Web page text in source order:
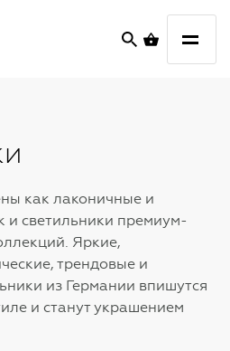
как лаконичные и
и светильники премиум-
Яркие,
трендовые и
из Германии впишутся
и станут украшением